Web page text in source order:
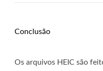
Conclusão
Os arquivos HEIC são